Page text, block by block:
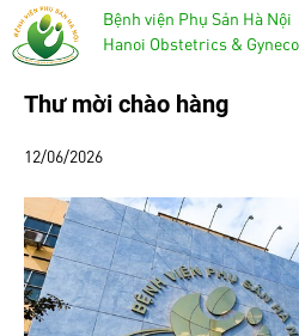
Bệnh viện Phụ Sản Hà Nội
Hanoi Obstetrics &
Thư mời chào hàng
12/06/2026